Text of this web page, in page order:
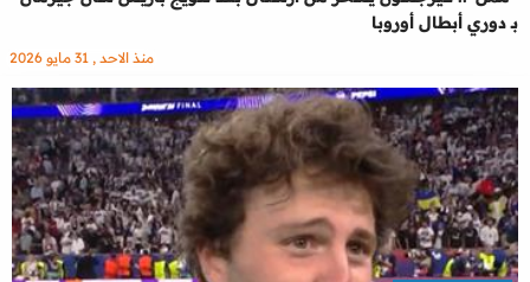
بـ دوري أبطال أوروبا
منذ الاحد , 31 مايو 2026